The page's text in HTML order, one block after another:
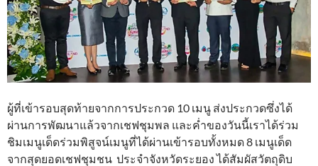
ผู้ที่เข้ารอบสุดท้ายจากการประกวด 10 เมนู ส่งประกวดซึ่งได้
ผ่านการพัฒนาแล้วจากเชฟชุมพล และค่ำของวันนี้เราได้ร่วม
ชิมเมนูเด็ดร่วมพิสูจน์เมนูที่ได้ผ่านเข้ารอบทั้งหมด 8 เมนูเด็ด
จากสุดยอดเชฟชุมชน ประจำจังหวัดระยอง ได้สัมผัสวัตถุดิบ